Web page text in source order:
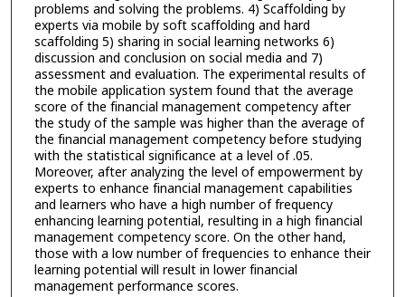
problems and solving the problems. 4) Scaffolding by
experts via mobile by soft scaffolding and hard
scaffolding 5) sharing in social learning networks 6)
discussion and conclusion on social media and 7)
assessment and evaluation. The experimental results of
the mobile application system found that the average
score of the financial management competency after
the study of the sample was higher than the average of
the financial management competency before studying
with the statistical significance at a level of .05.
Moreover, after analyzing the level of empowerment by
experts to enhance financial management capabilities
and learners who have a high number of frequency
enhancing learning potential, resulting in a high financial
management competency score. On the other hand,
those with a low number of frequencies to enhance their
learning potential will result in lower financial
management performance scores.